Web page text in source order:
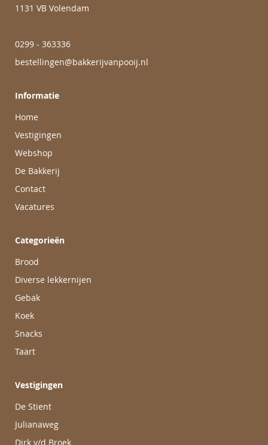
1131 VB Volendam
0299 - 363336
bestellingen@bakkerijvanpooij.nl
Informatie
Home
Vestigingen
Webshop
De Bakkerij
Contact
Vacatures
Categorieën
Brood
Diverse lekkernijen
Gebak
Koek
Snacks
Taart
Vestigingen
De Stient
Julianaweg
Dirk v/d Broek